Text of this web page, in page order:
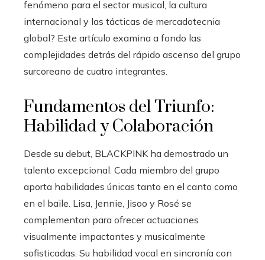
fenómeno para el sector musical, la cultura
internacional y las tácticas de mercadotecnia
global? Este artículo examina a fondo las
complejidades detrás del rápido ascenso del grupo
surcoreano de cuatro integrantes.
Fundamentos del Triunfo:
Habilidad y Colaboración
Desde su debut, BLACKPINK ha demostrado un
talento excepcional. Cada miembro del grupo
aporta habilidades únicas tanto en el canto como
en el baile. Lisa, Jennie, Jisoo y Rosé se
complementan para ofrecer actuaciones
visualmente impactantes y musicalmente
sofisticadas. Su habilidad vocal en sincronía con